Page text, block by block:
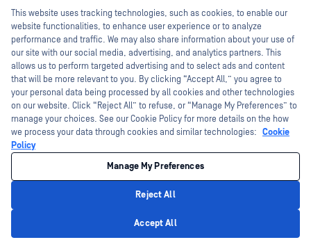
Ösztöndíjfeltételek részesévé, és csak a jelen adatvédelmi
megállapodás részesévé válik. Az Adatkezelő Partner által a
Szolgáltatásokhoz való hozzáférésnek és azok használatának
meg kell felelnie az Ösztöndíjfeltételeknek, és az
Ösztöndíjfeltételek Adatkezelő Partner általi bármilyen
megsértése a Partner által elkövetett jogsértésnek minősül. A
Partner továbbra is felelős az OPSWAT címmel a jelen SZMSZ
alapján folytatott valamennyi kommunikáció koordinálásáért,
és jogosult a jelen SZMSZ-szel kapcsolatos valamennyi
kommunikáció megtételére és fogadására az Adatkezelő
kapcsolt vállalkozása nevében.
9.2 Az Adatkezelő kapcsolt
vállalkozásainak jogai.
This website uses tracking technologies, such as cookies, to enable our
website functionalities, to enhance user experience or to analyze
performance and traffic. We may also share information about your use of
our site with our social media, advertising, and analytics partners. This
allows us to perform targeted advertising and to select ads and content
that will be more relevant to you. By clicking “Accept All,” you agree to
your personal data being processed by all cookies and other technologies
on our website. Click “Reject All” to refuse, or “Manage My Preferences” to
manage your choices. See our Cookie Policy for more details on the how
we process your data through cookies and similar technologies: Cookie
Policy
Manage My Preferences
Reject All
Accept All
Hey there!
I'm Ozzy, your OPSWAT virtual assistant.
How can I help you secure what's critical
today?